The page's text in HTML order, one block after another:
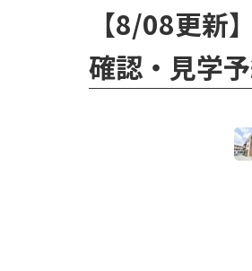
【8/08更新
確認・見学